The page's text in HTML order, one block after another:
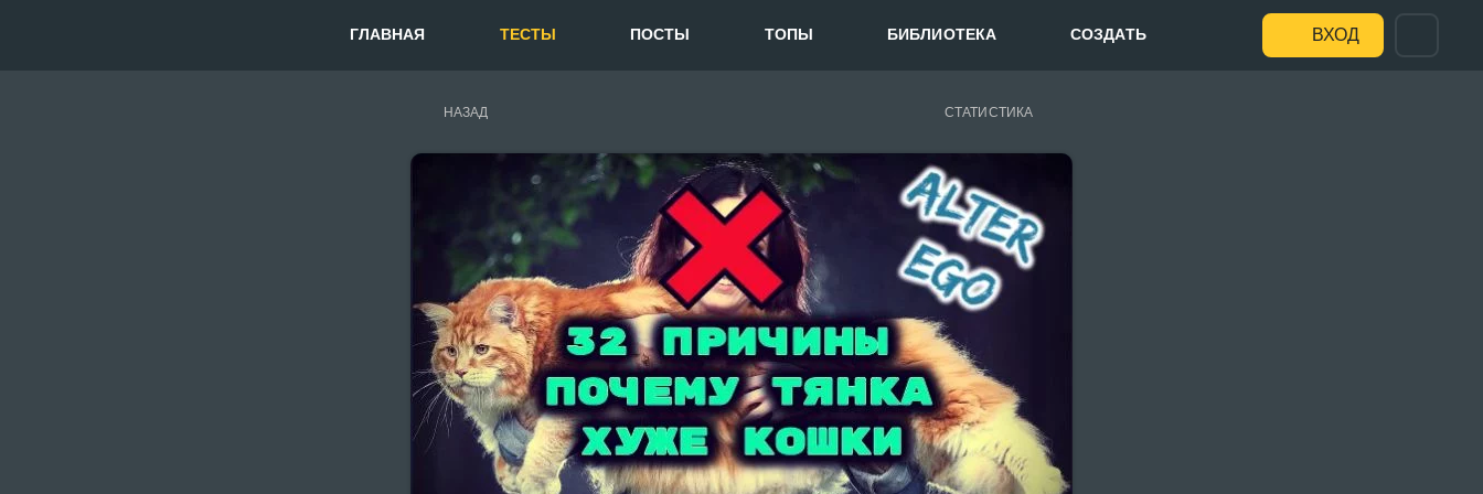
ГЛАВНАЯ ТЕСТЫ ПОСТЫ ТОПЫ БИБЛИОТЕКА СОЗДАТЬ ВХОД
НАЗАД СТАТИСТИКА